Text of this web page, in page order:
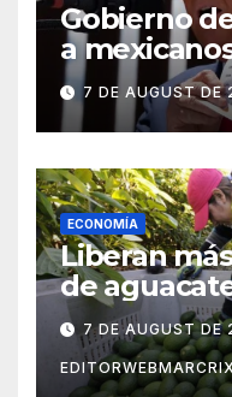
Gobierno
a
protección
según
7 DE AUGUST
ECONOMÍA
Liberan
de
rumbo a
7 DE AUGUST
EDITORWEBMARCRIX